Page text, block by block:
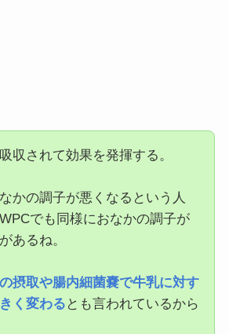
収されて効果を発揮する。
かの調子が悪くなるという人
でも同様におなかの調子が
あるね。
摂取や腸内細菌嚢で牛乳に対す
く変わる とも言われているから